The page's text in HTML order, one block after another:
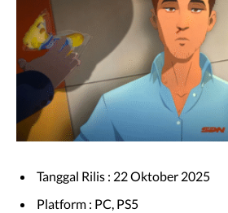
Tanggal Rilis : 22 Oktober 2025
Platform : PC, PS5